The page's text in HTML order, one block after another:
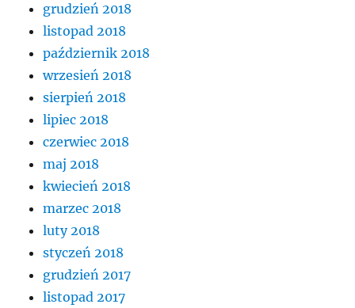
grudzień 2018
listopad 2018
październik 2018
wrzesień 2018
sierpień 2018
lipiec 2018
czerwiec 2018
maj 2018
kwiecień 2018
marzec 2018
luty 2018
styczeń 2018
grudzień 2017
listopad 2017